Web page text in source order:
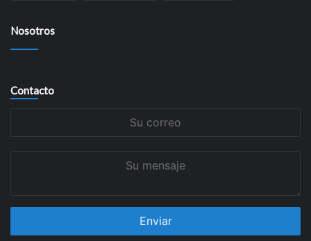
Nosotros
Contacto